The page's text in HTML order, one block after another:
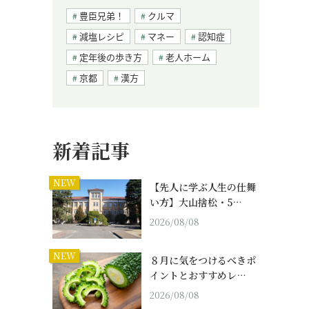
豊臣兄弟！
クルマ
減塩レシピ
マネー
認知症
定年後の歩き方
老人ホーム
京都
漢方
新着記事
NEW
【先人に学ぶ人生の仕舞
い方】大山捨松・5…
2026/08/08
NEW
８月に気をつけるべきポ
イントとおすすめレ…
2026/08/08